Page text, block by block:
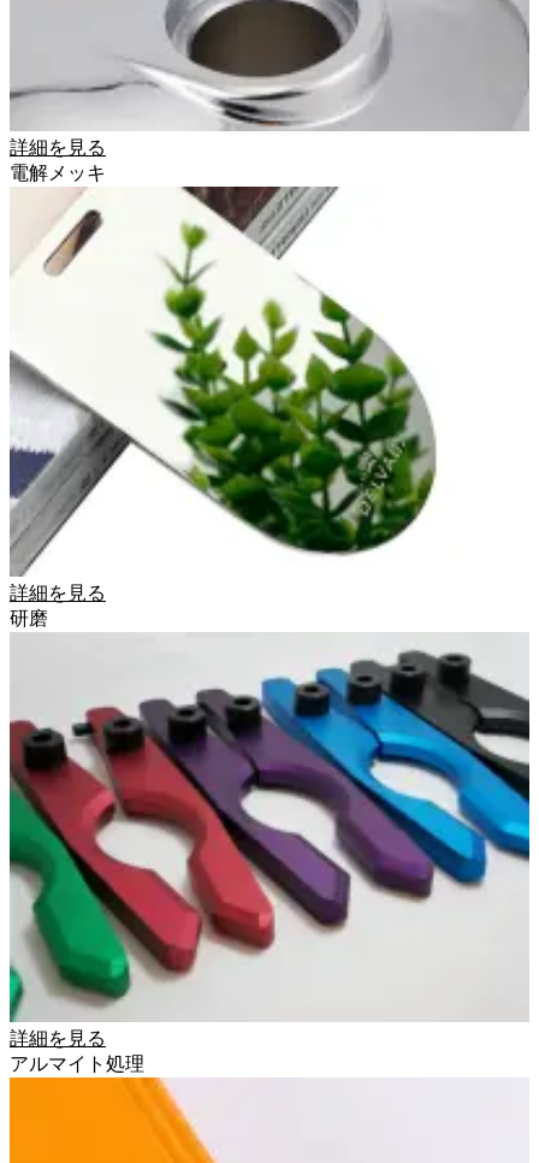
詳細を見る
電解メッキ
詳細を見る
研磨
詳細を見る
アルマイト処理